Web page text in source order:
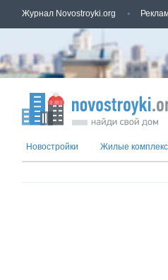
Журнал Novostroyki.org
Новостройки Жилые